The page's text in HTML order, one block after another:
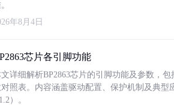
年8月4日
芯片各引脚功能
详细解析BP2863芯片的引脚功能及参数，
照表。内容涵盖驱动配置、保护机制及典
）。